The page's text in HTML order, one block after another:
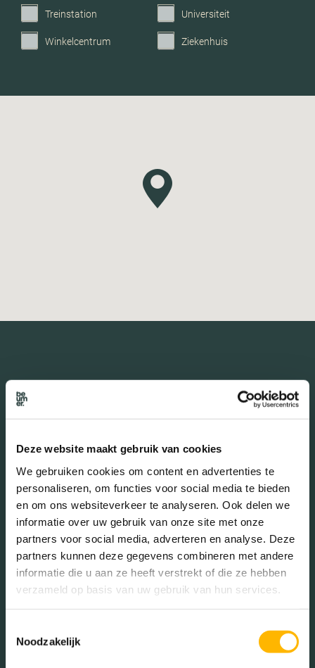
Deze website maakt gebruik van cookies
We gebruiken cookies om content en advertenties te
personaliseren, om functies voor social media te bieden
en om ons websiteverkeer te analyseren. Ook delen we
informatie over uw gebruik van onze site met onze
partners voor social media, adverteren en analyse. Deze
partners kunnen deze gegevens combineren met andere
informatie die u aan ze heeft verstrekt of die ze hebben
verzameld op basis van uw gebruik van hun services.
Noodzakelijk
Treinstation Universiteit
Winkelcentrum Ziekenhuis
De buurt
Burgerlijke staat in wijk
Gehuwd (46.40%)
Ongehuwd (42.80%)
Gescheiden (7.42%)
Leeftijd in wijk